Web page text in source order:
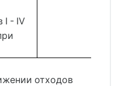
I - IV
отходов